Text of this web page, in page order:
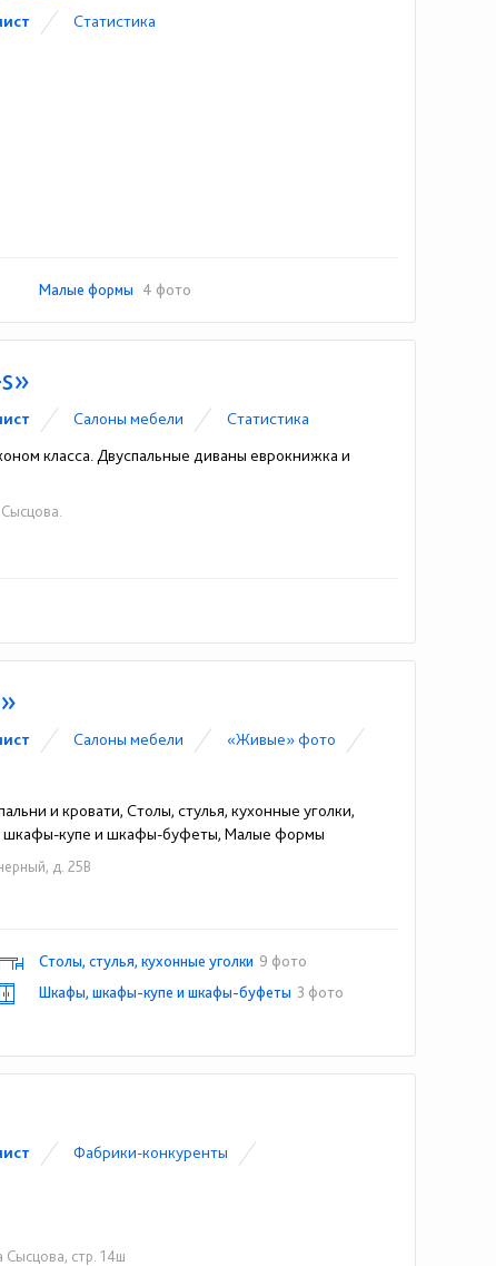
Статистика
Малые формы 4 фото
Cалоны мебели
Статистика
класса. Двуспальные диваны еврокнижка и
Cалоны мебели
«Живые» фото
и кровати, Столы, стулья, кухонные уголки,
шкафы-купе и шкафы-буфеты, Малые формы
д. 25В
Столы, стулья, кухонные уголки 9 фото
Шкафы, шкафы-купе и шкафы-буфеты 3 фото
Фабрики-конкуренты
Сысцова, стр. 14ш